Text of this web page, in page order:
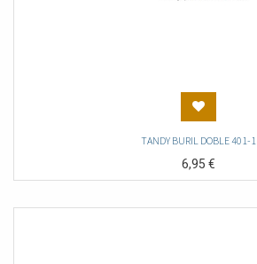
TANDY BURIL DOBLE 401-1
6,95€